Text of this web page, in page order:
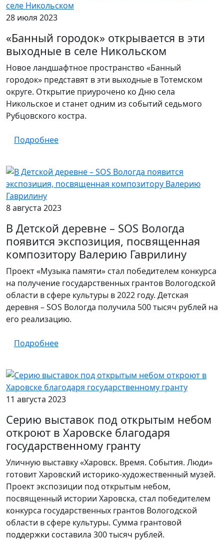
28 июля 2023
«Банный городок» открывается в эти
выходные в селе Никольском
Новое ландшафтное пространство «Банный
городок» представят в эти выходные в Тотемском
округе. Открытие приурочено ко Дню села
Никольское и станет одним из событий седьмого
Рубцовского костра.
Подробнее
8 августа 2023
В Детской деревне – SOS Вологда
появится экспозиция, посвященная
композитору Валерию Гаврилину
Проект «Музыка памяти» стал победителем конкурса
на получение государственных грантов Вологодской
области в сфере культуры в 2022 году. Детская
деревня – SOS Вологда получила 500 тысяч рублей на
его реализацию.
Подробнее
11 августа 2023
Серию выставок под открытым небом
откроют в Харовске благодаря
государственному гранту
Уличную выставку «Харовск. Время. События. Люди»
готовит Харовский историко-художественный музей.
Проект экспозиции под открытым небом,
посвященный истории Харовска, стал победителем
конкурса государственных грантов Вологодской
области в сфере культуры. Сумма грантовой
поддержки составила 300 тысяч рублей.